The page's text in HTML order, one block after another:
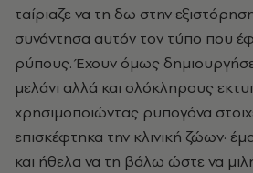
ταίριαζε να τη δω στην
συνάντησα αυτόν τον τύπο που
ρύπους. Έχουν όμως
μελάνι αλλά και ολόκληρους
χρησιμοποιώντας ρυπογόνα
επισκέφτηκα την κλινική ζώων·
και ήθελα να τη βάλω ώστε να